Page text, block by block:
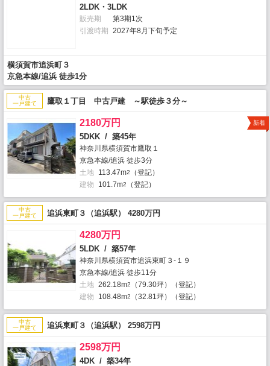
2LDK・3LDK
販売期
第3期1次
引渡時期
2027年8月下旬予定
横須賀市追浜町３
京急本線/追浜 徒歩1分
中古
一戸建て
鷹取１丁目 中古戸建 ～駅徒歩３分～
2180万円
5DKK / 築45年
神奈川県横須賀市鷹取１
京急本線/追浜 徒歩3分
土地 113.47m2
（登記）
建物
101.7m2 （登記）
新着
中古
一戸建て
追浜東町３（追浜駅） 4280万円
4280万円
5LDK / 築57年
神奈川県横須賀市追浜東町３-１９
京急本線/追浜 徒歩11分
土地 262.18m2
（79.30坪）（登記）
建物
108.48m2 （32.81坪）（登記）
中古
一戸建て
追浜東町３（追浜駅） 2598万円
2598万円
4DK / 築34年